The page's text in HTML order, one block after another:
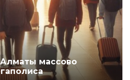
массово